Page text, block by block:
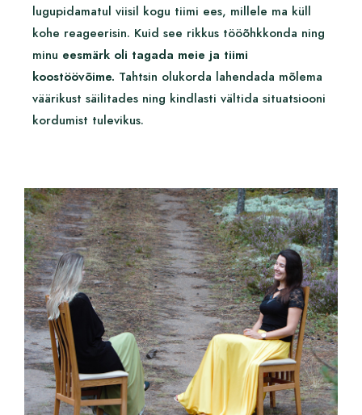
lugupidamatul viisil kogu tiimi ees, millele ma küll
kohe reageerisin. Kuid see rikkus tööõhkkonda ning
minu eesmärk oli tagada meie ja tiimi
koostöövõime. Tahtsin olukorda lahendada mõlema
väärikust säilitades ning kindlasti vältida situatsiooni
kordumist tulevikus.